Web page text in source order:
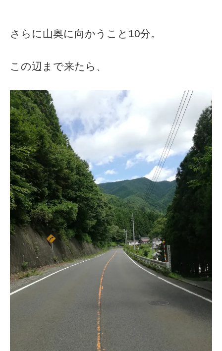
さらに山奥に向かうこと10分。
この辺まで来たら、